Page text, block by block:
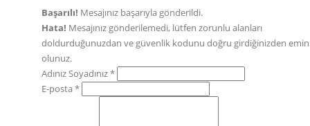
Başarılı! Mesajınız başarıyla gönderildi.
Hata! Mesajınız gönderilemedi, lütfen zorunlu alanları
doldurduğunuzdan ve güvenlik kodunu doğru girdiğinizden emin
olunuz.
Adınız Soyadınız *
E-posta *